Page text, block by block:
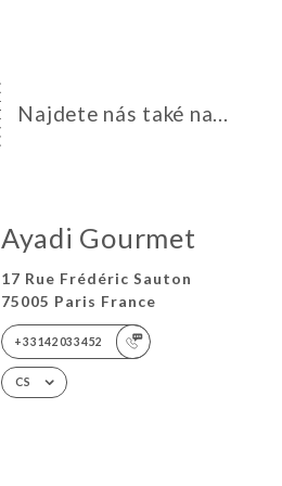
Najdete nás také na...
Ayadi Gourmet
17 Rue Frédéric Sauton
75005 Paris France
+33142033452
CS